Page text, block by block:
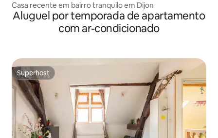
Casa recente em bairro tranquilo em Dijon
Aluguel por temporada de apartamento
com ar-condicionado
Superhost
Superhost